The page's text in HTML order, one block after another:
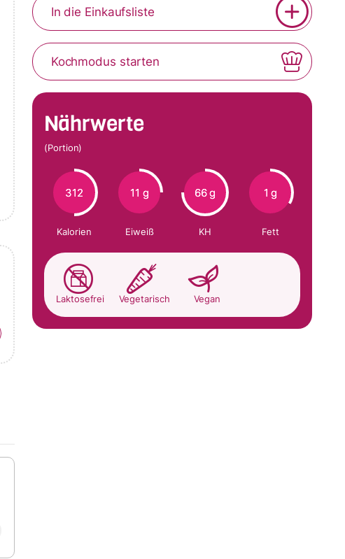
In die Einkaufsliste
Kochmodus starten
Nährwerte
(Portion)
312
Kalorien
11 g
Eiweiß
66 g
KH
1 g
Fett
Laktosefrei Vegetarisch Vegan